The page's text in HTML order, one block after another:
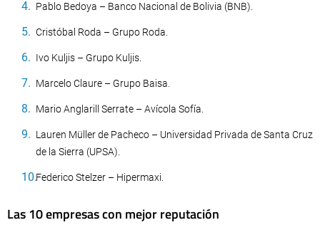
Pablo Bedoya – Banco Nacional de Bolivia (BNB).
Cristóbal Roda – Grupo Roda.
Ivo Kuljis – Grupo Kuljis.
Marcelo Claure – Grupo Baisa.
Mario Anglarill Serrate – Avícola Sofía.
Lauren Müller de Pacheco – Universidad Privada de Santa Cruz
de la Sierra (UPSA).
Federico Stelzer – Hipermaxi.
Las 10 empresas con mejor reputación